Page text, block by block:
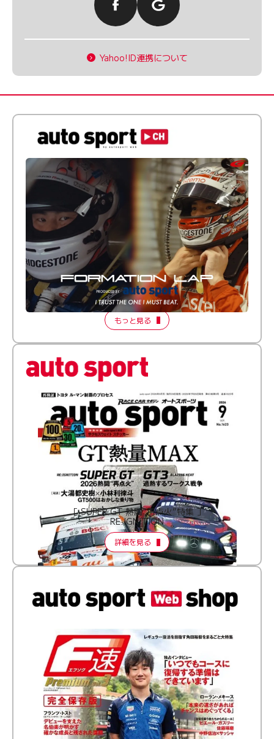
Yahoo!ID連携について
倒す相手を、信じてる。小林利徠斗 × 野村勇斗
【FORMATION LAP Produced by auto sport】
2026 Episode 2
もっと見る
［ SUPER GT 熱闘“再点火”特集 ］
RE:IGNITION
詳細を見る